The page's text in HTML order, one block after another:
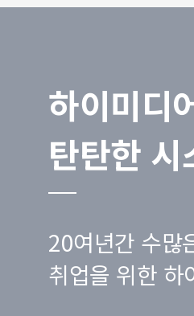
하이미디
탄탄한 시
20여년간 수많
취업을 위한 하